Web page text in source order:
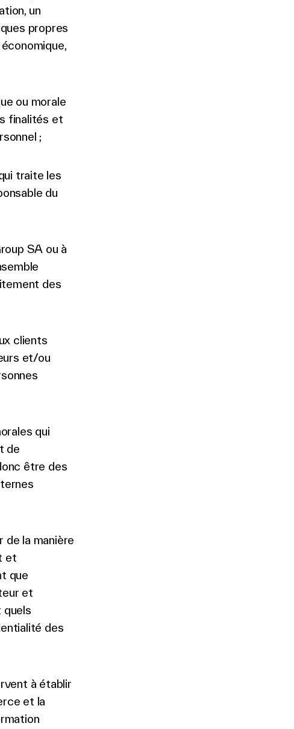
un
propres
ou morale
finalités et
;
traite les
du
SA ou à
des
clients
et/ou
qui
de
être des
la manière
et
que
et
quels
des
à établir
et la